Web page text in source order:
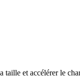
et accélérer le